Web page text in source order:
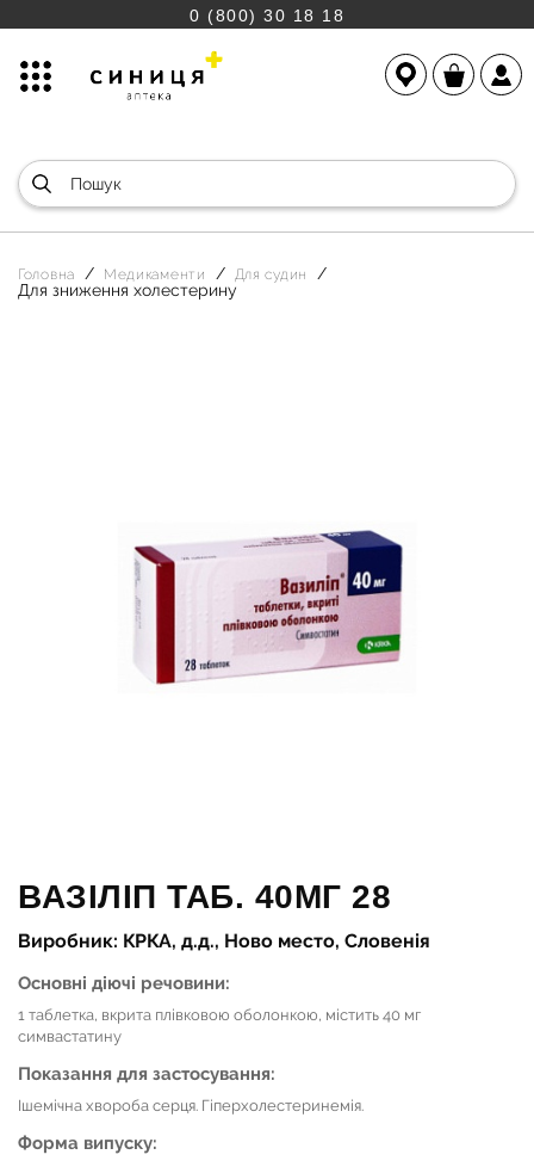
0 (800) 30 18 18
Головна Медикаменти Для судин
Для зниження холестерину
ВАЗІЛІП ТАБ. 40МГ 28
Виробник: КРКА, д.д., Ново место, Словенія
Основні діючі речовини:
1 таблетка, вкрита плівковою оболонкою, містить 40 мг
симвастатину
Показання для застосування:
Ішемічна хвороба серця. Гіперхолестеринемія.
Форма випуску: